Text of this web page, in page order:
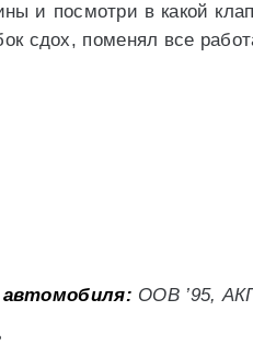
и посмотри в какой
сдох, поменял все
автомобиля: OOB ’95,